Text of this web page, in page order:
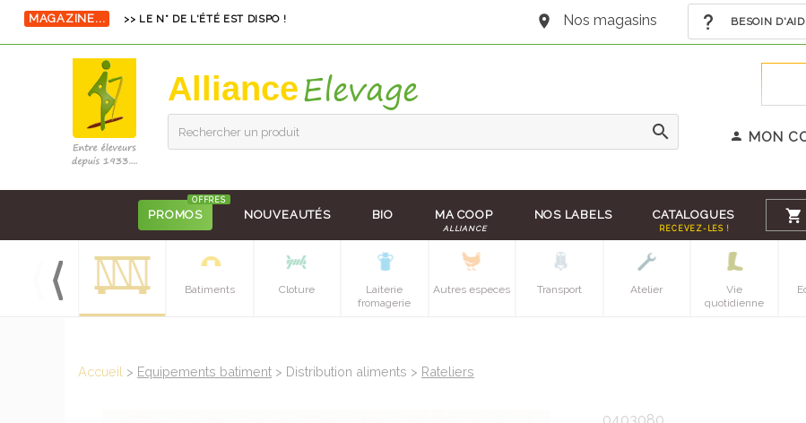
MAGAZINE... >> LE N° DE L'ÉTÉ EST DISPO ! Nos magasins BESOIN
Alliance
Rechercher un produit MON
PROMOS
OFFRES
NOUVEAUTÉS BIO MA COOP
ALLIANCE
NOS LABELS CATALOGUES
RECEVEZ-LES !
Hygiene et
Batiments Cloture
Laiterie
fromagerie
Autres especes Transport Atelier
Vie
quotidienne
Accueil > Equipements batiment > Distribution aliments > Rateliers